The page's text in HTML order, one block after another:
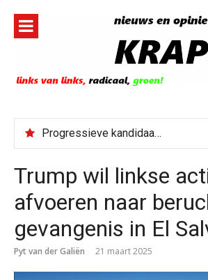
inhoud
Progressieve kandidaat El-Sayed senaatskandidaat Michigan
Trump wil linkse
afvoeren naar
gevangenis in El
Pyt van der Galiën 21 maart 2025